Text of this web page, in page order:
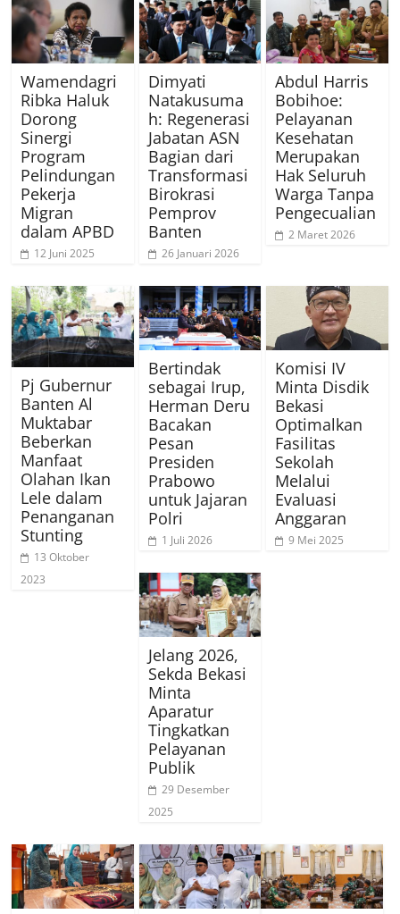
Wamendagri
Ribka Haluk
Dorong
Sinergi
Program
Pelindungan
Pekerja
Migran
dalam APBD
12 Juni 2025
Dimyati
Natakusuma
h: Regenerasi
Jabatan ASN
Bagian dari
Transformasi
Birokrasi
Pemprov
Banten
26 Januari 2026
Abdul Harris
Bobihoe:
Pelayanan
Kesehatan
Merupakan
Hak Seluruh
Warga Tanpa
Pengecualian
2 Maret 2026
Pj Gubernur
Banten Al
Muktabar
Beberkan
Manfaat
Olahan Ikan
Lele dalam
Penanganan
Stunting
13 Oktober
2023
Bertindak
sebagai Irup,
Herman Deru
Bacakan
Pesan
Presiden
Prabowo
untuk Jajaran
Polri
1 Juli 2026
Komisi IV
Minta Disdik
Bekasi
Optimalkan
Fasilitas
Sekolah
Melalui
Evaluasi
Anggaran
9 Mei 2025
Jelang 2026,
Sekda Bekasi
Minta
Aparatur
Tingkatkan
Pelayanan
Publik
29 Desember
2025